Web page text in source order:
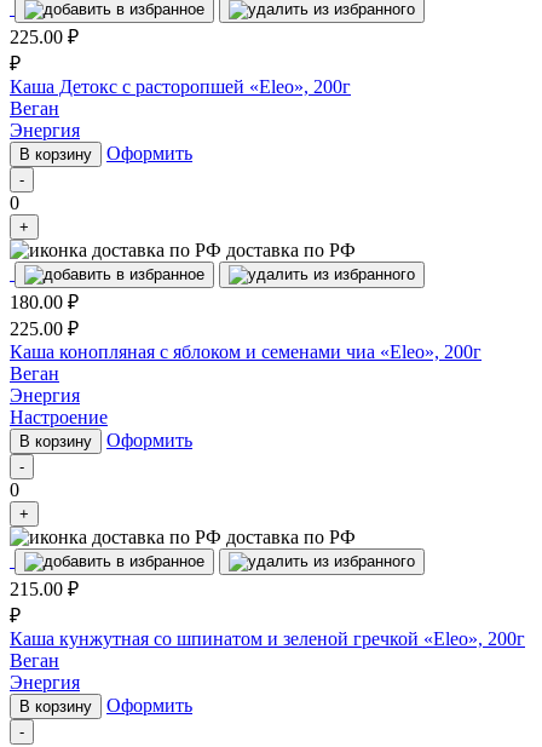
225.00 ₽
₽
Каша Детокс с расторопшей «Eleo», 200г
Веган
Энергия
В корзину Оформить
-
0
+
доставка по РФ
180.00 ₽
225.00 ₽
Каша конопляная с яблоком и семенами чиа «Eleo», 200г
Веган
Энергия
Настроение
В корзину Оформить
-
0
+
доставка по РФ
215.00 ₽
₽
Каша кунжутная со шпинатом и зеленой гречкой «Eleo», 200г
Веган
Энергия
В корзину Оформить
-